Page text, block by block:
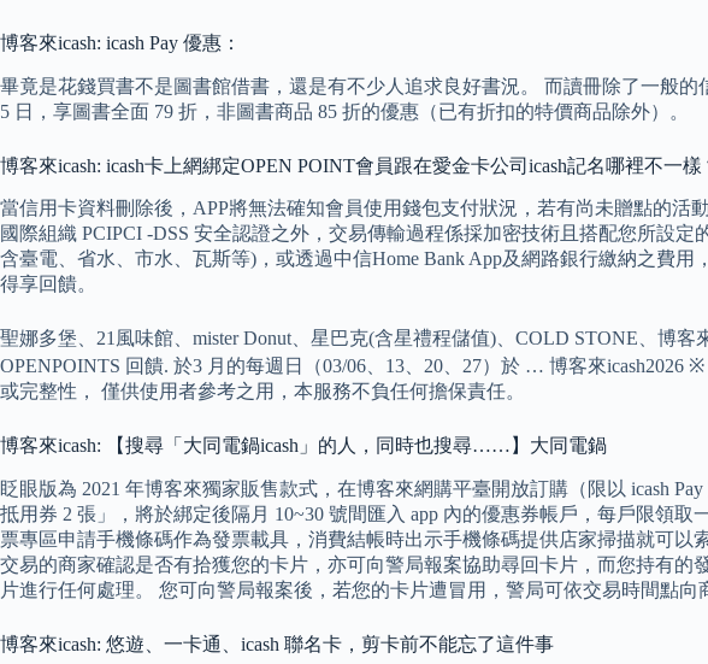
博客來icash: icash Pay 優惠：
畢竟是花錢買書不是圖書館借書，還是有不少人追求良好書況。 而讀冊除了一般
5 日，享圖書全面 79 折，非圖書商品 85 折的優惠（已有折扣的特價商品除外）。
博客來icash: icash卡上網綁定OPEN POINT會員跟在愛金卡公司icash記名哪裡不一樣
當信用卡資料刪除後，APP將無法確知會員使用錢包支付狀況，若有尚未贈點的
國際組織 PCIPCI -DSS 安全認證之外，交易傳輸過程係採加密技術且搭配您所設
含臺電、省水、市水、瓦斯等)，或透過中信Home Bank App及網路銀行繳納之費
得享回饋。
聖娜多堡、21風味館、mister Donut、星巴克(含星禮程儲值)、COLD STONE、博
OPENPOINTS 回饋. 於3 月的每週日（03/06、13、20、27）於 … 博客來
或完整性， 僅供使用者參考之用，本服務不負任何擔保責任。
博客來icash: 【搜尋「大同電鍋icash」的人，同時也搜尋……】大同電鍋
眨眼版為 2021 年博客來獨家販售款式，在博客來網購平臺開放訂購（限以 icash
抵用券 2 張」，將於綁定後隔月 10~30 號間匯入 app 內的優惠券帳戶，每戶限領
票專區申請手機條碼作為發票載具，消費結帳時出示手機條碼提供店家掃描就可
交易的商家確認是否有拾獲您的卡片，亦可向警局報案協助尋回卡片，而您持有
片進行任何處理。 您可向警局報案後，若您的卡片遭冒用，警局可依交易時間點向
博客來icash: 悠遊、一卡通、icash 聯名卡，剪卡前不能忘了這件事